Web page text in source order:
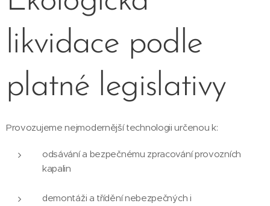
likvidace podle
platné legislativy
Provozujeme nejmodernější technologii určenou k:
odsávání a bezpečnému zpracování provozních
kapalin
demontáži a třídění nebezpečných i